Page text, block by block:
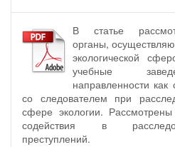
В статье
органы,
экологической
учебные
направленности как
со следователем при
сфере экологии.
содействия в
преступлений.